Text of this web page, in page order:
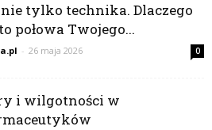
tylko technika. Dlaczego
połowa Twojego...
- 26 maja 2026 0
i wilgotności w